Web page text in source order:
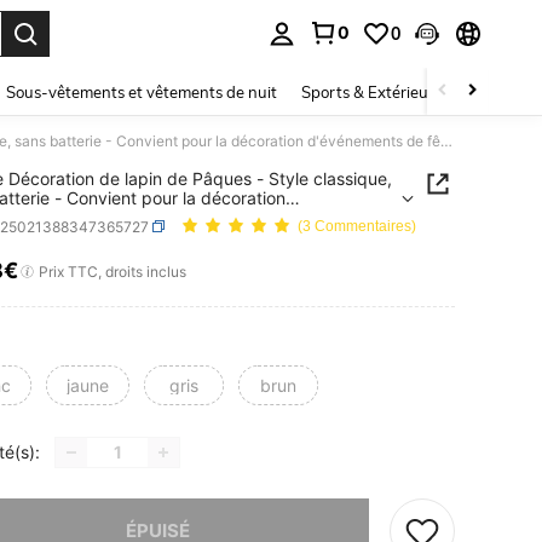
0 0
Sous-vêtements et vêtements de nuit Sports & Extérieur Enfants
1 pièce Décoration de lapin de Pâques - Style classique, sans batterie - Convient pour la décoration d'événements de fêtes, la décoration d'intérieur sur étagère/table, décoration de maison raffinée, souvenirs de fêtes, anniversaire
Décoration de lapin de Pâques - Style classique,
- Convient pour la décoration
de fêtes, la décoration d'intérieur sur
table, décoration de maison raffinée, souvenirs
anniversaire
(3 Commentaires)
AND AVAILABILITY
Prix TTC, droits inclus
jaune gris brun
ÉPUISÉ